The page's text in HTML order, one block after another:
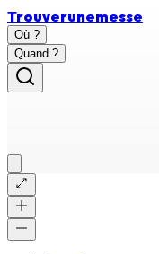
Trouverunemesse
Où ?
Quand ?